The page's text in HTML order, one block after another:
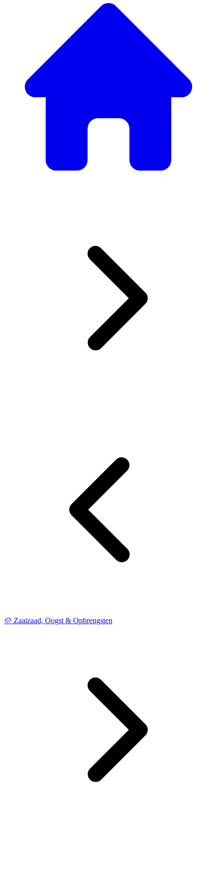
🥔 Zaaizaad, Oogst & Opbrengsten